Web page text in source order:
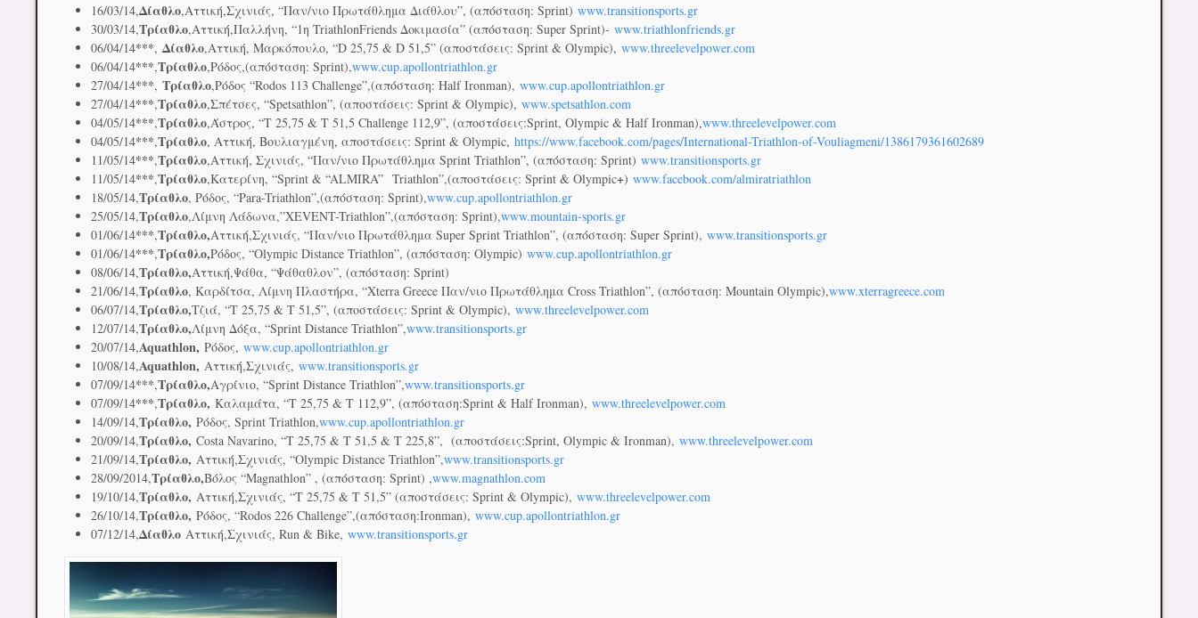
16/03/14,Δίαθλο,Αττική,Σχινιάς, “Παν/νιο Πρωτάθλημα Διάθλου”, (απόσταση: Sprint) www.transitionsports.gr
30/03/14,Τρίαθλο,Αττική,Παλλήνη, “1η TriathlonFriends Δοκιμασία” (απόσταση: Super Sprint)- www.triathlonfriends.gr
06/04/14***,Δίαθλο,Αττική, Μαρκόπουλο, “D 25,75 & D 51,5” (αποστάσεις: Sprint & Οlympic), www.threelevelpower.com
06/04/14***,Τρίαθλο,Ρόδος,(απόσταση: Sprint),www.cup.apollontriathlon.gr
27/04/14***, Τρίαθλο,Ρόδος “Rodos 113 Challenge”,(απόσταση: Half Ironman), www.cup.apollontriathlon.gr
27/04/14***,Τρίαθλο,Σπέτσες, “Spetsathlon”, (αποστάσεις: Sprint & Οlympic), www.spetsathlon.com
04/05/14***,Τρίαθλο,Άστρος, “Τ 25,75 & T 51,5 Challenge 112,9”, (αποστάσεις:Sprint, Olympic & Half Ironman),www.threelevelpower.com
04/05/14***,Τρίαθλο, Αττική, Βουλιαγμένη, αποστάσεις: Sprint & Olympic, https://www.facebook.com/pages/International-Triathlon-of-Vouliagmeni/1386179361602689
11/05/14***,Τρίαθλο,Αττική, Σχινιάς, “Παν/νιο Πρωτάθλημα Sprint Triathlon”, (απόσταση: Sprint) www.transitionsports.gr
11/05/14***,Τρίαθλο,Κατερίνη, “Sprint & “ALMIRA” Triathlon”,(αποστάσεις: Sprint & Olympic+) www.facebook.com/almiratriathlon
18/05/14,Τρίαθλο, Ρόδος, “Para-Triathlon”,(απόσταση: Sprint),www.cup.apollontriathlon.gr
25/05/14,Τρίαθλο,Λίμνη Λάδωνα,”XEVENT-Triathlon”,(απόσταση: Sprint),www.mountain-sports.gr
01/06/14***,Τρίαθλο,Αττική,Σχινιάς, “Παν/νιο Πρωτάθλημα Super Sprint Triathlon”, (απόσταση: Super Sprint), www.transitionsports.gr
01/06/14***,Τρίαθλο,Ρόδος, “Olympic Distance Triathlon”, (απόσταση: Olympic) www.cup.apollontriathlon.gr
08/06/14,Τρίαθλο,Αττική,Ψάθα, “Ψάθαθλον”, (απόσταση: Sprint)
21/06/14,Τρίαθλο, Καρδίτσα, Λίμνη Πλαστήρα, “Xterra Greece Παν/νιο Πρωτάθλημα Cross Triathlon”, (απόσταση: Mountain Olympic),www.xterragreece.com
06/07/14,Τρίαθλο,Τζιά, “Τ 25,75 & Τ 51,5”, (αποστάσεις: Sprint & Οlympic), www.threelevelpower.com
12/07/14,Τρίαθλο,Λίμνη Δόξα, “Sprint Distance Triathlon”,www.transitionsports.gr
20/07/14,Aquathlon, Ρόδος, www.cup.apollontriathlon.gr
10/08/14,Aquathlon, Αττική,Σχινιάς, www.transitionsports.gr
07/09/14***,Τρίαθλο,Αγρίνιο, “Sprint Distance Triathlon”,www.transitionsports.gr
07/09/14***,Τρίαθλο, Καλαμάτα, “Τ 25,75 & Τ 112,9”, (απόσταση:Sprint & Half Ironman), www.threelevelpower.com
14/09/14,Τρίαθλο, Ρόδος, Sprint Triathlon,www.cup.apollontriathlon.gr
20/09/14,Τρίαθλο, Costa Navarino, “Τ 25,75 & Τ 51,5 & Τ 225,8”, (αποστάσεις:Sprint, Olympic & Ironman), www.threelevelpower.com
21/09/14,Τρίαθλο, Αττική,Σχινιάς, “Olympic Distance Triathlon”,www.transitionsports.gr
28/09/2014,Τρίαθλο,Βόλος “Magnathlon” , (απόσταση: Sprint) ,www.magnathlon.com
19/10/14,Τρίαθλο, Αττική,Σχινιάς, “Τ 25,75 & Τ 51,5” (αποστάσεις: Sprint & Οlympic), www.threelevelpower.com
26/10/14,Τρίαθλο, Ρόδος, “Rodos 226 Challenge”,(απόσταση:Ironman), www.cup.apollontriathlon.gr
07/12/14,Δίαθλο Αττική,Σχινιάς, Run & Bike, www.transitionsports.gr